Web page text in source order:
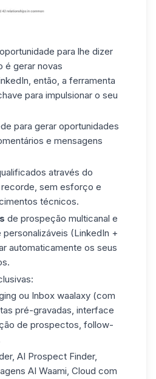
para lhe dizer
é gerar novas
então, a ferramenta
para impulsionar o seu
para gerar oportunidades
e mensagens
através do
sem esforço e
técnicos.
de prospeção multicanal e
(LinkedIn +
automaticamente os seus
ou Inbox waalaxy (com
pré-gravadas, interface
de prospectos, follow-
AI Prospect Finder,
AI Waami, Cloud com